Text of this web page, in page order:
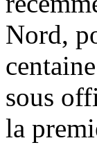
Nord,
sous
la